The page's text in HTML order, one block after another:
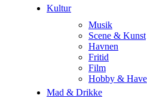
Kultur
Musik
Scene & Kunst
Havnen
Fritid
Film
Hobby & Have
Mad & Drikke